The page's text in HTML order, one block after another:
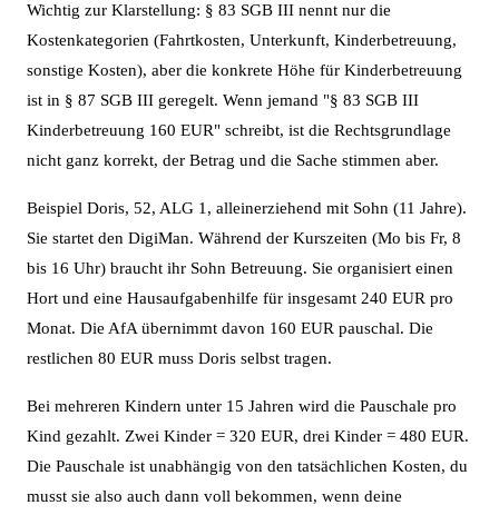
Wichtig zur Klarstellung: § 83 SGB III nennt nur die
Kostenkategorien (Fahrtkosten, Unterkunft, Kinderbetreuung,
sonstige Kosten), aber die konkrete Höhe für Kinderbetreuung
ist in § 87 SGB III geregelt. Wenn jemand "§ 83 SGB III
Kinderbetreuung 160 EUR" schreibt, ist die Rechtsgrundlage
nicht ganz korrekt, der Betrag und die Sache stimmen aber.
Beispiel Doris, 52, ALG 1, alleinerziehend mit Sohn (11 Jahre).
Sie startet den DigiMan. Während der Kurszeiten (Mo bis Fr, 8
bis 16 Uhr) braucht ihr Sohn Betreuung. Sie organisiert einen
Hort und eine Hausaufgabenhilfe für insgesamt 240 EUR pro
Monat. Die AfA übernimmt davon 160 EUR pauschal. Die
restlichen 80 EUR muss Doris selbst tragen.
Bei mehreren Kindern unter 15 Jahren wird die Pauschale pro
Kind gezahlt. Zwei Kinder = 320 EUR, drei Kinder = 480 EUR.
Die Pauschale ist unabhängig von den tatsächlichen Kosten, du
musst sie also auch dann voll bekommen, wenn deine